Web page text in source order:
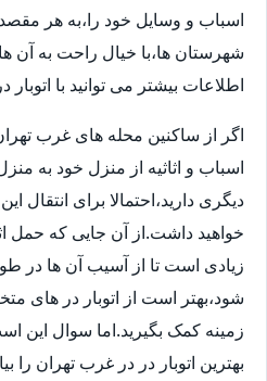
اسباب و وسایل خود را،به هر
شهرستان ها،با خیال راحت به آن
اطلاعات بیشتر می توانید با اتوبار
اگر از ساکنین محله های غرب
اسباب و اثاثیه از منزل خود به
دیگری دارید،احتمالا برای انتقال این
خواهید داشت.از آن جایی که حمل
زیادی است تا از آسیب آن ها در
شود،بهتر است از اتوبار در های
زمینه کمک بگیرید.اما سوال این
بهترین اتوبار در در غرب تهران را